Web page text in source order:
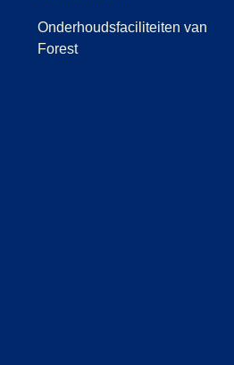
Onderhoudsfaciliteiten van
Forest